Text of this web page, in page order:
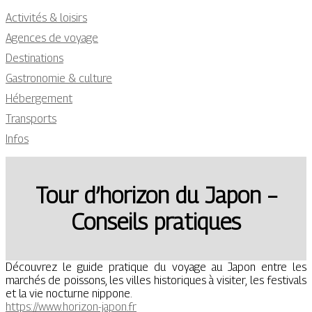
Activités & loisirs
Agences de voyage
Destinations
Gastronomie & culture
Hébergement
Transports
Infos
Tour d’horizon du Japon –
Conseils pratiques
Découvrez le guide pratique du voyage au Japon entre les
marchés de poissons, les villes historiques à visiter, les festivals
et la vie nocturne nippone.
https://www.horizon-japon.fr